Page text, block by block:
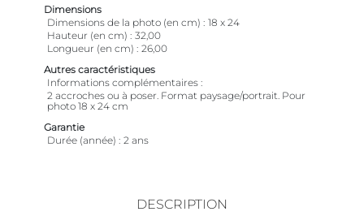
Dimensions
Dimensions de la photo (en cm)
18 x 24
Hauteur (en cm)
32,00
Longueur (en cm)
26,00
Autres caractéristiques
Informations complémentaires
2 accroches ou à poser. Format paysage/portrait. Pour
photo 18 x 24 cm
Garantie
Durée (année)
2 ans
DESCRIPTION